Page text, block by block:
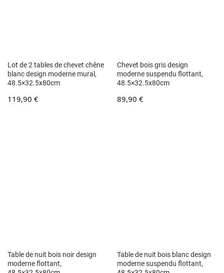
Lot de 2 tables de chevet chêne
blanc design moderne mural,
48.5×32.5x80cm
119,90 €
Chevet bois gris design
moderne suspendu flottant,
48.5×32.5x80cm
89,90 €
Table de nuit bois noir design
moderne flottant,
Table de nuit bois blanc design
moderne suspendu flottant,